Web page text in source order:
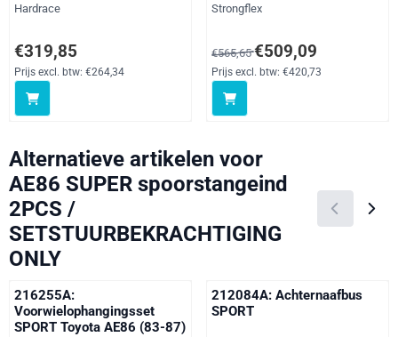
Merk:
Hardrace
Prijs: 319,85, exclusief btw: 264,34
€319,85
Prijs excl. btw: €264,34
Merk:
Strongflex
Van 565,65 voor 509,09,
€565,65€509,09
Prijs excl. btw: €420,73
Alternatieve artikelen voor
AE86 SUPER spoorstangeind
2PCS /
SETSTUURBEKRACHTIGING
ONLY
216255A:
Voorwielophangingsset
SPORT Toyota AE86 (83-87)
212084A: Achternaafbus
SPORT